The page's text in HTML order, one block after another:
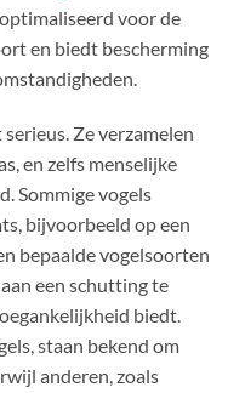
voor de
en biedt bescherming
Ze verzamelen
en zelfs menselijke
Sommige vogels
bijvoorbeeld op een
bepaalde vogelsoorten
een schutting te
biedt.
staan bekend om
anderen, zoals